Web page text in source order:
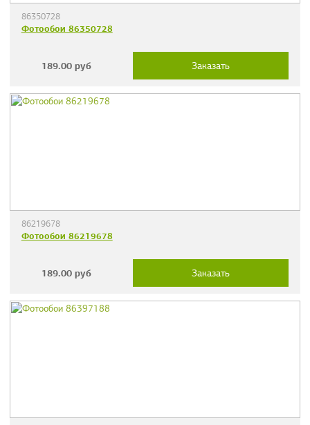
86350728
Фотообои 86350728
189.00 руб Заказать
86219678
Фотообои 86219678
189.00 руб Заказать